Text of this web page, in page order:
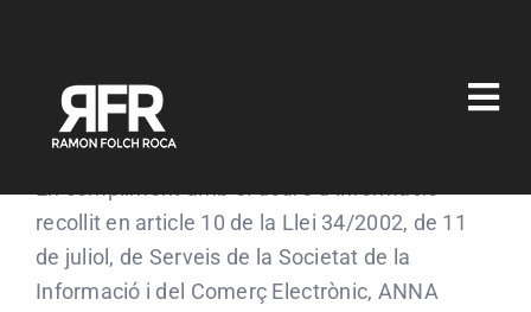
content
Biografia
IDENTIFICACIÓ
recollit en article 10 de la Llei 34/2002, de 11
de juliol, de Serveis de la Societat de la
Informació i del Comerç Electrònic, ANNA